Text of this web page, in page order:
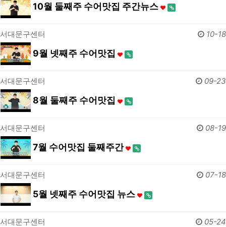
10월 둘째주 수어맛집 주간뉴스
서대문구센터 10-18
9월 넷째주 수어맛집
서대문구센터 09-23
8월 둘째주 수어맛집
서대문구센터 08-19
7월 수어맛집 둘째주간
서대문구센터 07-18
5월 넷째주 수어맛집 뉴스
서대문구센터 05-24